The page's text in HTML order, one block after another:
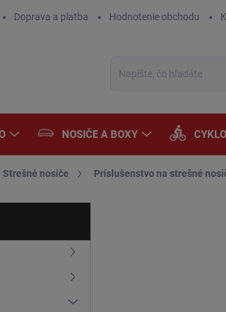
Doprava a platba Hodnotenie obchodu
NOSIČE A BOXY CYKLO
Strešné nosiče Príslušenstvo na strešné